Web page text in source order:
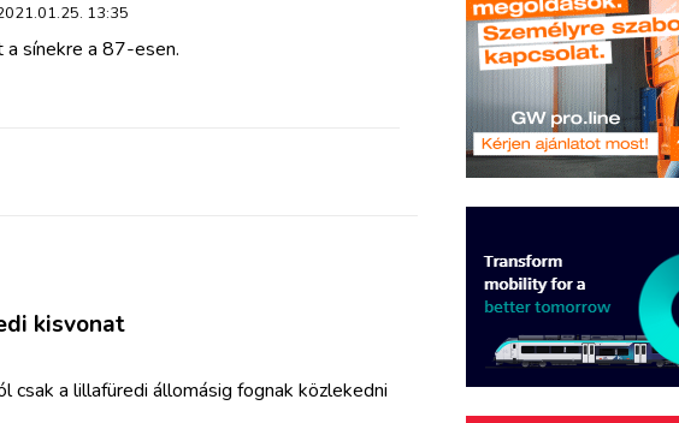
13:35
a sínekre a 87-esen.
kisvonat
csak a lillafüredi állomásig fognak közlekedni